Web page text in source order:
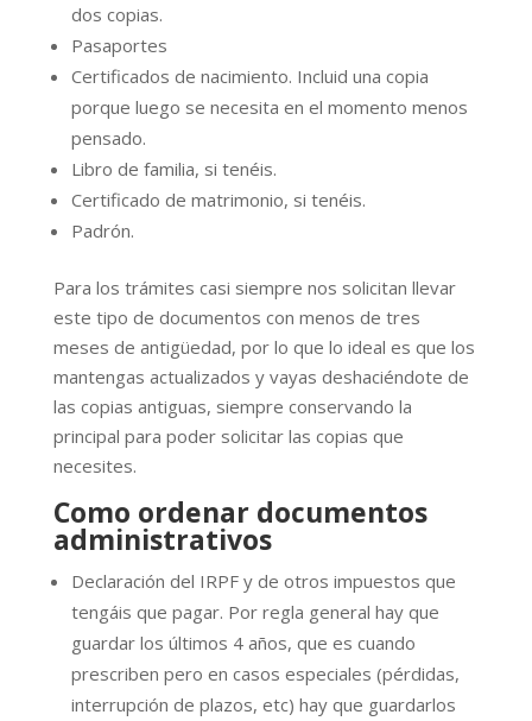
dos copias.
Pasaportes
Certificados de nacimiento. Incluid una copia
porque luego se necesita en el momento menos
pensado.
Libro de familia, si tenéis.
Certificado de matrimonio, si tenéis.
Padrón.
Para los trámites casi siempre nos solicitan llevar
este tipo de documentos con menos de tres
meses de antigüedad, por lo que lo ideal es que los
mantengas actualizados y vayas deshaciéndote de
las copias antiguas, siempre conservando la
principal para poder solicitar las copias que
necesites.
Como ordenar documentos
administrativos
Declaración del IRPF y de otros impuestos que
tengáis que pagar. Por regla general hay que
guardar los últimos 4 años, que es cuando
prescriben pero en casos especiales (pérdidas,
interrupción de plazos, etc) hay que guardarlos